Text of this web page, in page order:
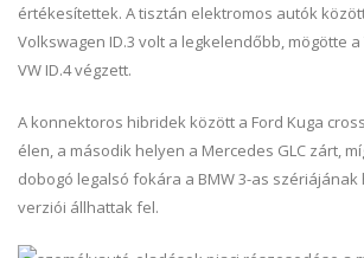
értékesítettek. A tisztán elektromos autók
Volkswagen ID.3 volt a legkelendőbb, mögötte
VW ID.4 végzett.
A konnektoros hibridek között a Ford Kuga
élen, a második helyen a Mercedes GLC zárt,
dobogó legalsó fokára a BMW 3-as
verziói állhattak fel.